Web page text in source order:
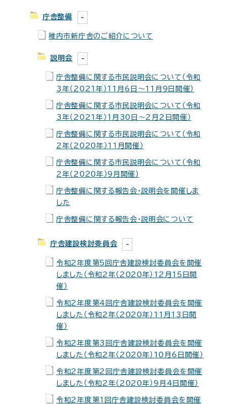
庁舎整備
稚内市新庁舎のご紹介について
説明会
庁舎整備に関する市民説明会について（令和
3年（2021年）11月6日～11月9日開催）
庁舎整備に関する市民説明会について（令和
3年（2021年）1月30日～2月2日開催）
庁舎整備に関する市民説明会について（令和
2年（2020年）11月開催）
庁舎整備に関する市民説明会について（令和
2年（2020年）9月開催）
庁舎整備に関する報告会・説明会を開催しま
した
庁舎整備に関する報告会・説明会について
庁舎建設検討委員会
令和2年度第5回庁舎建設検討委員会を開催
しました（令和2年（2020年）12月15日開
催）
令和2年度第4回庁舎建設検討委員会を開催
しました（令和2年（2020年）11月13日開
催）
令和2年度第3回庁舎建設検討委員会を開催
しました（令和2年（2020年）10月6日開催）
令和2年度第2回庁舎建設検討委員会を開催
しました（令和2年（2020年）9月4日開催）
令和2年度第1回庁舎建設検討委員会を開催